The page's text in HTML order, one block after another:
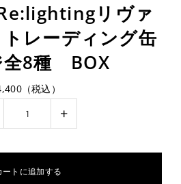
リヴァ
レーディング缶
全8種 BOX
（税込）
+